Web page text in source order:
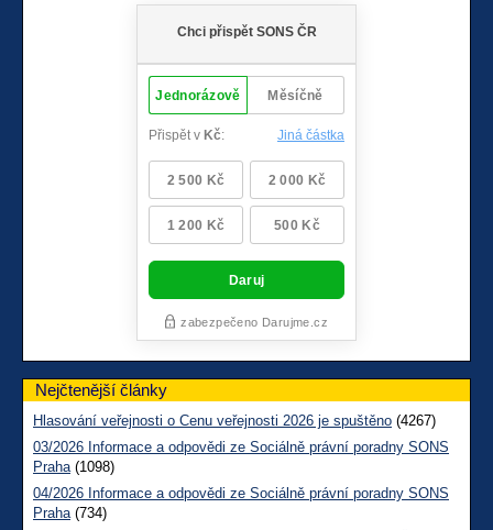
Nejčtenější články
Hlasování veřejnosti o Cenu veřejnosti 2026 je spuštěno (4267)
03/2026 Informace a odpovědi ze Sociálně právní poradny SONS
Praha(1098)
04/2026 Informace a odpovědi ze Sociálně právní poradny SONS
Praha(734)